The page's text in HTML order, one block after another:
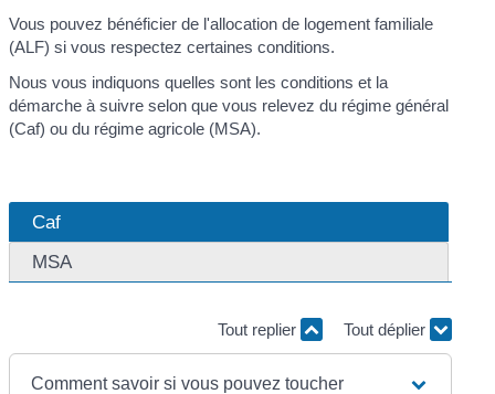
Vous pouvez bénéficier de l'allocation de logement familiale
(ALF) si vous respectez certaines conditions.
Nous vous indiquons quelles sont les conditions et la
démarche à suivre selon que vous relevez du régime général
(Caf) ou du régime agricole (MSA).
Caf
MSA
Tout replier Tout déplier
Comment savoir si vous pouvez toucher